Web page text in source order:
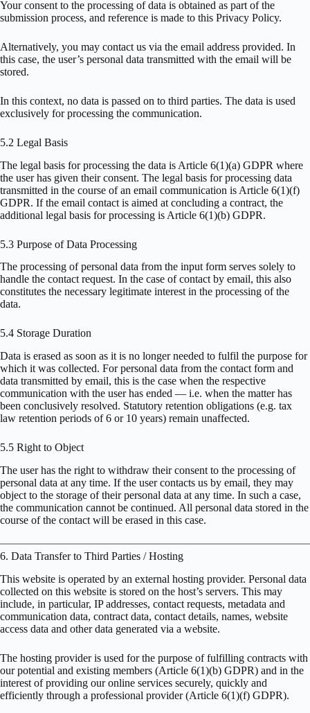
Your consent to the processing of data is obtained as part of the
submission process, and reference is made to this Privacy Policy.
Alternatively, you may contact us via the email address provided. In
this case, the user’s personal data transmitted with the email will be
stored.
In this context, no data is passed on to third parties. The data is used
exclusively for processing the communication.
5.2 Legal Basis
The legal basis for processing the data is Article 6(1)(a) GDPR where
the user has given their consent. The legal basis for processing data
transmitted in the course of an email communication is Article 6(1)(f)
GDPR. If the email contact is aimed at concluding a contract, the
additional legal basis for processing is Article 6(1)(b) GDPR.
5.3 Purpose of Data Processing
The processing of personal data from the input form serves solely to
handle the contact request. In the case of contact by email, this also
constitutes the necessary legitimate interest in the processing of the
data.
5.4 Storage Duration
Data is erased as soon as it is no longer needed to fulfil the purpose for
which it was collected. For personal data from the contact form and
data transmitted by email, this is the case when the respective
communication with the user has ended — i.e. when the matter has
been conclusively resolved. Statutory retention obligations (e.g. tax
law retention periods of 6 or 10 years) remain unaffected.
5.5 Right to Object
The user has the right to withdraw their consent to the processing of
personal data at any time. If the user contacts us by email, they may
object to the storage of their personal data at any time. In such a case,
the communication cannot be continued. All personal data stored in the
course of the contact will be erased in this case.
6. Data Transfer to Third Parties / Hosting
This website is operated by an external hosting provider. Personal data
collected on this website is stored on the host’s servers. This may
include, in particular, IP addresses, contact requests, metadata and
communication data, contract data, contact details, names, website
access data and other data generated via a website.
The hosting provider is used for the purpose of fulfilling contracts with
our potential and existing members (Article 6(1)(b) GDPR) and in the
interest of providing our online services securely, quickly and
efficiently through a professional provider (Article 6(1)(f) GDPR).